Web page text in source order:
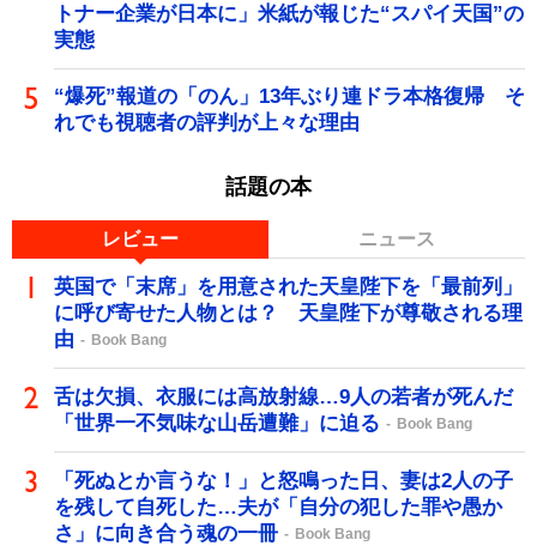
トナー企業が日本に」米紙が報じた“スパイ天国”の
実態
“爆死”報道の「のん」13年ぶり連ドラ本格復帰 そ
れでも視聴者の評判が上々な理由
話題の本
レビュー ニュース
英国で「末席」を用意された天皇陛下を「最前列」
に呼び寄せた人物とは？ 天皇陛下が尊敬される理
由
Book Bang
舌は欠損、衣服には高放射線…9人の若者が死んだ
「世界一不気味な山岳遭難」に迫る
Book Bang
「死ぬとか言うな！」と怒鳴った日、妻は2人の子
を残して自死した…夫が「自分の犯した罪や愚か
さ」に向き合う魂の一冊
Book Bang